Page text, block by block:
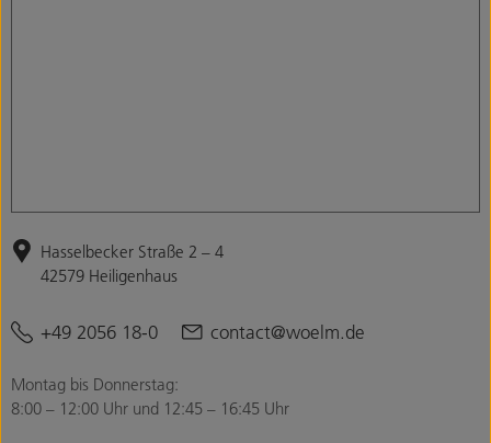
Hasselbecker Straße 2 – 4
42579 Heiligenhaus
+49 2056 18-0 contact@woelm.de
Montag bis Donnerstag:
8:00 – 12:00 Uhr und 12:45 – 16:45 Uhr